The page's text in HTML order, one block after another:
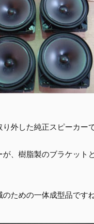
り外した純正スピーカー
が、樹脂製のブラケット
のための一体成型品です